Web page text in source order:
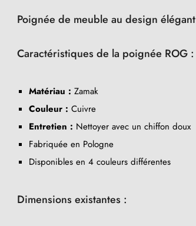
Poignée de meuble au design élégant
Caractéristiques de la poignée ROG :
Matériau : Zamak
Couleur : Cuivre
Entretien : Nettoyer avec un chiffon doux
Fabriquée en Pologne
Disponibles en 4 couleurs différentes
Dimensions existantes :